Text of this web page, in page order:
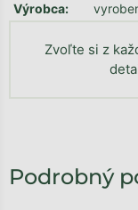
Výrobca:
Zvoľte si z
Podrobný